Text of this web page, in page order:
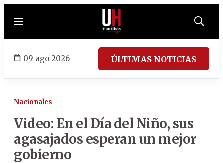
Menú
Mostrar
09 ago 2026 ÚLTIMAS NOTICIAS
Nacionales
Video: En el Día del Niño, sus
agasajados esperan un mejor
gobierno